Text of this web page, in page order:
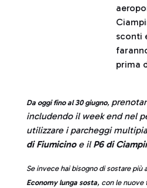
sconti
prima
Da oggi fino al 30 giugno,
includendo il week end nel
utilizzare i parcheggi
di Fiumicinoe ilP6 di
Se invece hai bisogno di sostare più
Economy lunga sosta, con le nuove